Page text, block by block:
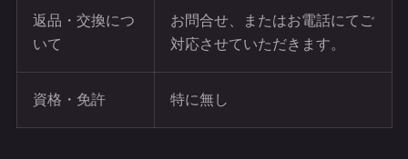
返品・交換につ
いて
お問合せ、またはお電話にてご
対応させていただきます。
資格・免許 特に無し